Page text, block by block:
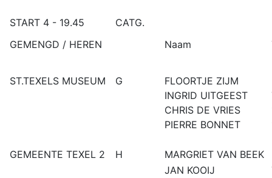
START 4 - 19.45
CATG.
GEMENGD / HEREN
Naam
ST.TEXELS MUSEUM G FLOORTJE ZIJM
INGRID UITGEEST
CHRIS DE VRIES
PIERRE BONNET
GEMEENTE TEXEL 2 H MARGRIET VAN BEEK
JAN KOOIJ